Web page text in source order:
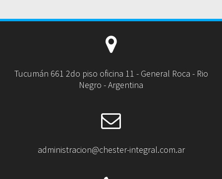
Tucumán 661 2do piso oficina 11 - General Roca - Rio
Negro - Argentina
administracion@chester-integral.com.ar